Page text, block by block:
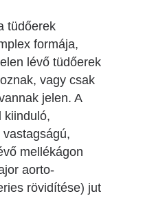
tüdőerek
formája,
lévő tüdőerek
vagy csak
jelen. A
kiinduló,
mellékágon
aorto-
rövidítése) jut